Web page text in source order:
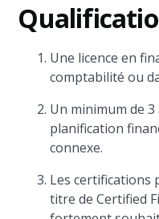
Une licence en
comptabilité ou
Un minimum de
planification
connexe.
Les certifications
titre de Certified